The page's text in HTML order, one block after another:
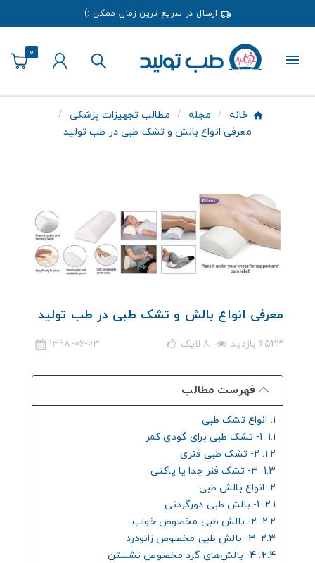
ارسال در سریع ترین زمان ممکن :)
0
خانه مجله
مطالب تجهیزات پزشکی
معرفی انواع بالش و تشک طبی در طب تولید
معرفی انواع بالش و تشک طبی در طب تولید
6523 بازدید 8 لایک 1398-06-03
فهرست مطالب
1. انواع تشک طبی
1.1. 1- تشک طبی برای گودی کمر
1.2. 2- تشک طبی فنری
1.3. 3- تشک فنر جدا یا پاکتی
2. انواع بالش طبی
2.1. 1- بالش طبی دورگردنی
2.2. 2- بالش طبی مخصوص خواب
2.3. 3- بالش طبی مخصوص زانودرد
2.4. 4- بالش‌های گرد مخصوص نشستن